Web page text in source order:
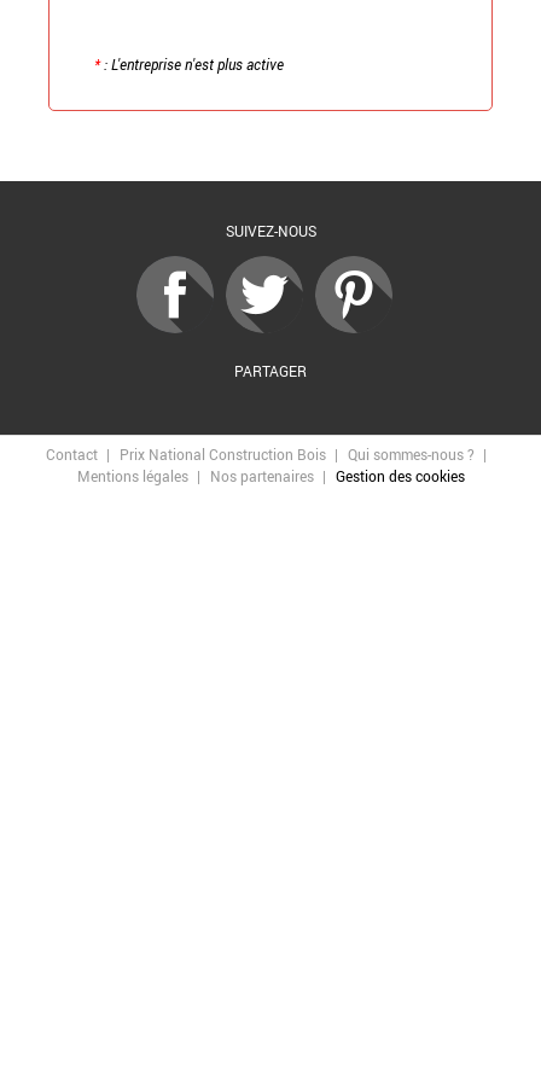
*: L'entreprise n'est plus active
SUIVEZ-NOUS
PARTAGER
Contact Prix National Construction Bois
Qui sommes-nous ?
Mentions légales
Nos partenaires Gestion des cookies